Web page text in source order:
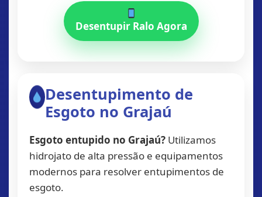
Desentupir Ralo Agora
Desentupimento de
Esgoto no Grajaú
Esgoto entupido no Grajaú? Utilizamos
hidrojato de alta pressão e equipamentos
modernos para resolver entupimentos de
esgoto.